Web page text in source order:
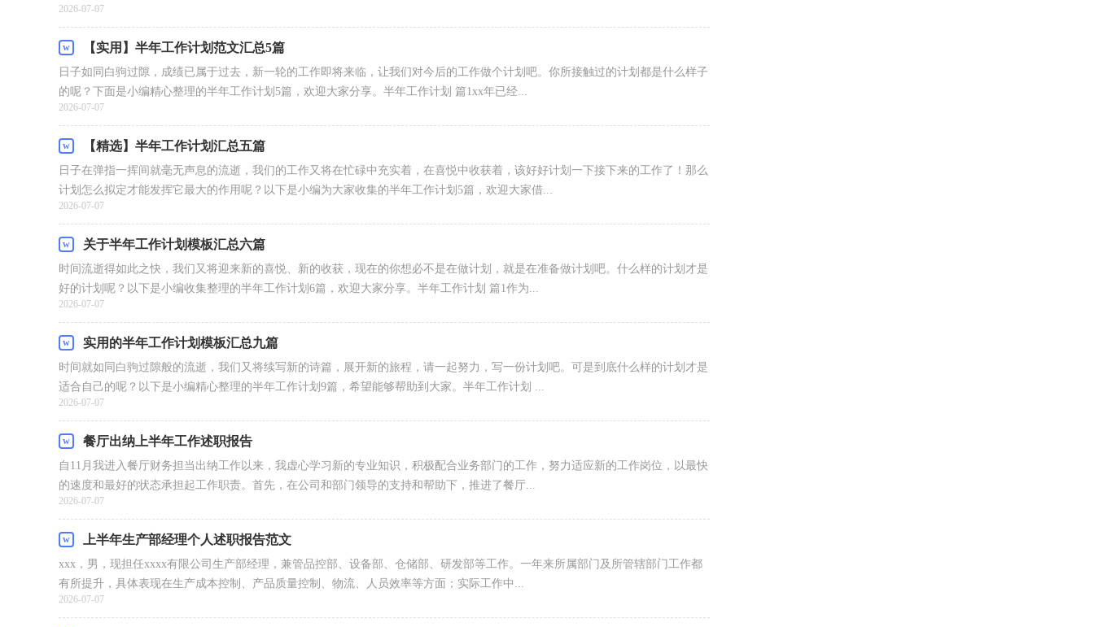
2026-07-07
【实用】半年工作计划范文汇总5篇
日子如同白驹过隙，成绩已属于过去，新一轮的工作即将来临，让我们对今后的工作做个计划吧。你所接触过的计划都是什么样子
的呢？下面是小编精心整理的半年工作计划5篇，欢迎大家分享。半年工作计划 篇1xx年已经...
2026-07-07
【精选】半年工作计划汇总五篇
日子在弹指一挥间就毫无声息的流逝，我们的工作又将在忙碌中充实着，在喜悦中收获着，该好好计划一下接下来的工作了！那么
计划怎么拟定才能发挥它最大的作用呢？以下是小编为大家收集的半年工作计划5篇，欢迎大家借...
2026-07-07
关于半年工作计划模板汇总六篇
时间流逝得如此之快，我们又将迎来新的喜悦、新的收获，现在的你想必不是在做计划，就是在准备做计划吧。什么样的计划才是
好的计划呢？以下是小编收集整理的半年工作计划6篇，欢迎大家分享。半年工作计划 篇1作为...
2026-07-07
实用的半年工作计划模板汇总九篇
时间就如同白驹过隙般的流逝，我们又将续写新的诗篇，展开新的旅程，请一起努力，写一份计划吧。可是到底什么样的计划才是
适合自己的呢？以下是小编精心整理的半年工作计划9篇，希望能够帮助到大家。半年工作计划 ...
2026-07-07
餐厅出纳上半年工作述职报告
自11月我进入餐厅财务担当出纳工作以来，我虚心学习新的专业知识，积极配合业务部门的工作，努力适应新的工作岗位，以最快
的速度和最好的状态承担起工作职责。首先，在公司和部门领导的支持和帮助下，推进了餐厅...
2026-07-07
上半年生产部经理个人述职报告范文
xxx，男，现担任xxxx有限公司生产部经理，兼管品控部、设备部、仓储部、研发部等工作。一年来所属部门及所管辖部门工作都
有所提升，具体表现在生产成本控制、产品质量控制、物流、人员效率等方面；实际工作中...
2026-07-07